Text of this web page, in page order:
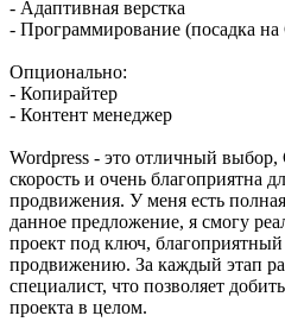
- Адаптивная верстка
- Программирование (посадка на
Опционально:
- Копирайтер
- Контент менеджер
Wordpress - это отличный
скорость и очень благоприятна
продвижения. У меня есть
данное предложение, я смогу
проект под ключ,
продвижению. За каждый этап
специалист, что позволяет
проекта в целом.